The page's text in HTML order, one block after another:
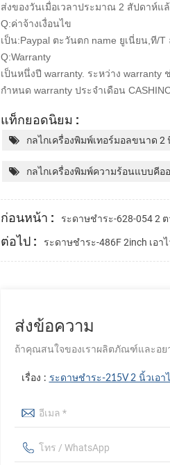
ส่งของวันเมื่อเวลาประมาณ 2 สัปดาห์แ
Q:ค่าจ้างเงื่อนไข
เป็น:Paypal ตะวันตก name ยูเนี่ยน,ที/
Q:Warranty
เป็นหนึ่งปี warranty. ระหว่าง
กำหนด warranty ประจำเดือน
แท็กยอดนิยม :
กลไกเครื่องพิมพ์เทอร์มอลขนาด 2
กลไกเครื่องพิมพ์ความร้อนแบบคีอ
ก่อนหน้า : ระดาษชำระ-628-054 2
ต่อไป : ระดาษชำระ-486F 2inch เอ
ส่งข้อความ
ถ้าคุณสนใจของเราผลิตภัณฑ์และอย
เรื่อง : ระดาษชำระ-215V 2 นิ้วเอ